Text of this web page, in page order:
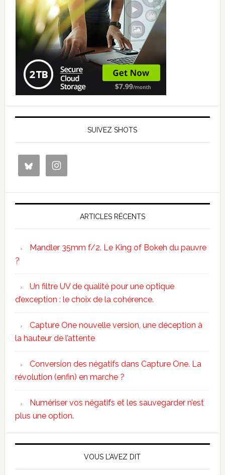
SUIVEZ SHOTS
ARTICLES RÉCENTS
Mandler 35mm f/2. Le King of Bokeh du pauvre
?
Un filtre UV de qualité pour une optique
d’exception : le choix de la cohérence.
Capture One nouvelle version, une déception à
la hauteur de l’attente
Conversion des négatifs dans Capture One. La
révolution (enfin) en marche ?
Numériser vos négatifs et les sauvegarder n’est
plus une option.
VOUS L’AVEZ DIT